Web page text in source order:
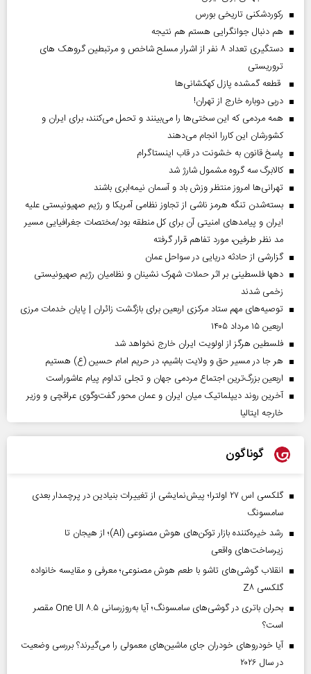
رکوردشکنی تاریخی بورس
هم دنبال جوانگرایی هستم هم نتیجه
دستگیری تعداد ۸ نفر از اشرار مسلح شاخص و مرتبطین گروهک های
تروریستی
قطعه گمشده پازل کهکشانی‌ها
دربی دوباره خارج از تهران!
همه مردمی که این سختی‌ها را می‌بینند و تحمل می‌کنند، برای ایران و
کشورشان این کاررا انجام می‌دهند
پاسخ قانون به خشونت در قاب اینستاگرام
کالابرگ سه گروه مشمول شارژ شد
تهرانی‌ها امروز منتظر وزش باد و آسمان نیمه‌ابری باشند
بسته‌شدن تنگه هرمز ناشی از تجاوز نظامی آمریکا و رژیم صهیونیستی علیه
ایران و پیامد‌های امنیتی آن برای کل منطقه بود/مختصات جغرافیایی مسیر
مد نظر طرفین، مورد تفاهم قرار گرفته
گزارشی از حادثه دریایی در سواحل عمان
دهها فلسطینی بر اثر حملات شهرک نشینان و نظامیان رژیم صهیونیستی
زخمی شدند
توصیه‌های مهم ستاد مرکزی اربعین برای بازگشت زائران | پایان خدمات مرزی
اربعین ۱۵ مرداد ۱۴۰۵
فلسطین هرگز از اولویت ایران خارج نخواهد شد
هر جا در مسیر حق و ولایت باشیم، در حریم امام حسین (ع) هستیم
اربعین بزرگ‌ترین اجتماع مردمی جهان و تجلی تداوم پیام عاشوراست
آخرین روند دیپلماتیک میان ایران و عمان محور گفت‌وگوی عراقچی و وزیر
خارجه ایتالیا
گوناگون
گلکسی اس ۲۷ اولترا؛ پیش‌نمایشی از تغییرات بنیادین در پرچمدار بعدی
سامسونگ
رشد خیره‌کننده بازار توکن‌های هوش مصنوعی (AI)؛ از هیجان تا
زیرساخت‌های واقعی
انقلاب گوشی‌های تاشو‌ با طعم هوش مصنوعی؛ معرفی و مقایسه خانواده
گلکسی Z۸
بحران باتری در گوشی‌های سامسونگ؛ آیا به‌روزرسانی One UI ۸.۵ مقصر
است؟
آیا خودروهای خودران جای ماشین‌های معمولی را می‌گیرند؟ بررسی وضعیت
در سال ۲۰۲۶